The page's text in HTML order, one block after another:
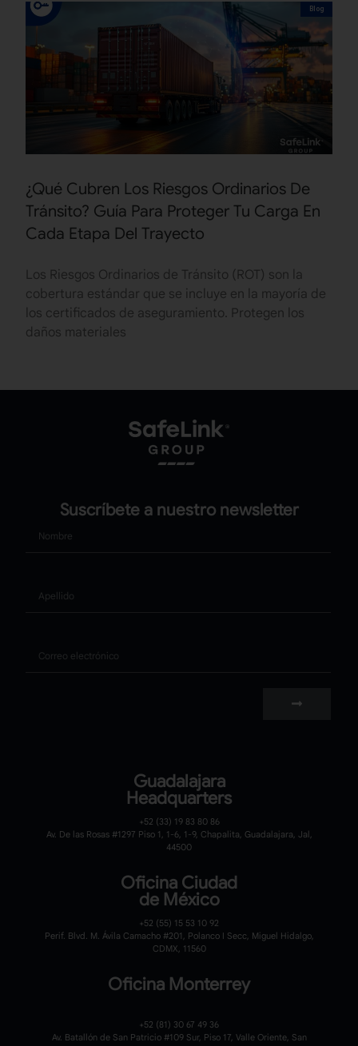
Blog
¿Qué Cubren Los Riesgos Ordinarios De
Tránsito? Guía Para Proteger Tu Carga En
Cada Etapa Del Trayecto
Los Riesgos Ordinarios de Tránsito (ROT) son la
cobertura estándar que se incluye en la mayoría de
los certificados de aseguramiento. Protegen los
daños materiales
Suscríbete a nuestro newsletter
Nombre
Guadalajara
Headquarters
+52 (33) 19 83 80 86
Av. De las Rosas #1297 Piso 1, 1-6, 1-9, Chapalita, Guadalajara, Jal,
44500
Oficina Ciudad
de México
+52 (55) 15 53 10 92
Perif. Blvd. M. Ávila Camacho #201, Polanco I Secc, Miguel Hidalgo,
CDMX, 11560
Oficina Monterrey
+52 (81) 30 67 49 36
Av. Batallón de San Patricio #109 Sur, Piso 17, Valle Oriente, San